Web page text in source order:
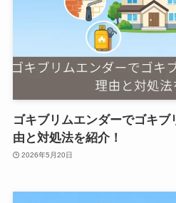
ゴキブリムエンダーでゴキブ
由と対処法を紹介！
2026年5月20日